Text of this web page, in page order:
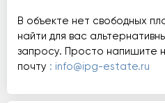
В объекте нет свободных
найти для вас
запросу. Просто напишите
почту : info@ipg-estate.ru